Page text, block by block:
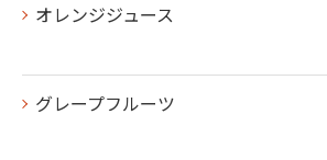
オレンジジュース
グレープフルーツ